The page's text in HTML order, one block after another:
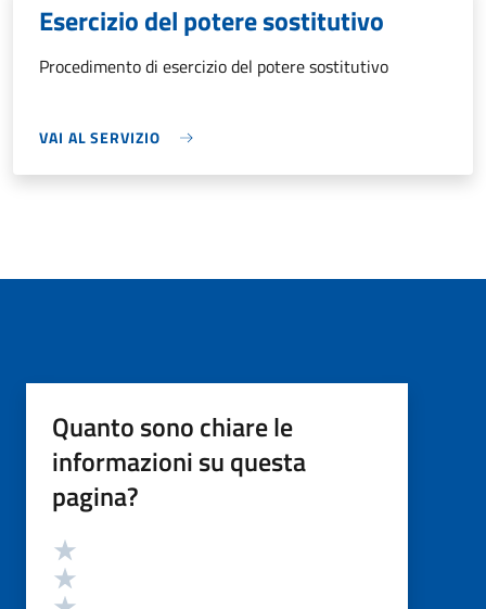
Esercizio del potere sostitutivo
Procedimento di esercizio del potere sostitutivo
VAI AL SERVIZIO
Quanto sono chiare le
informazioni su questa
pagina?
Valutazione